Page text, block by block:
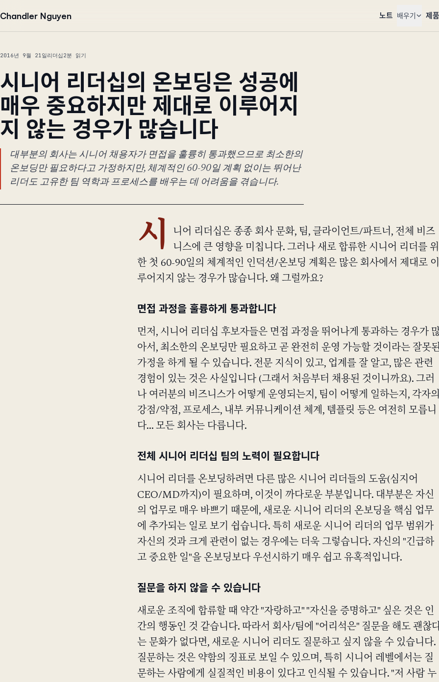
Chandler Nguyen 노트 배우기 제품
2016년 9월 21일리더십2분 읽기
시니어 리더십의 온보딩은 성공에
매우 중요하지만 제대로 이루어지
지 않는 경우가 많습니다
대부분의 회사는 시니어 채용자가 면접을 훌륭히 통과했으므로 최소한의
온보딩만 필요하다고 가정하지만, 체계적인 60-90일 계획 없이는 뛰어난
리더도 고유한 팀 역학과 프로세스를 배우는 데 어려움을 겪습니다.
시
니어 리더십은 종종 회사 문화, 팀, 클라이언트/파트너, 전체 비즈
니스에 큰 영향을 미칩니다. 그러나 새로 합류한 시니어 리더를 위
한 첫 60-90일의 체계적인 인덕션/온보딩 계획은 많은 회사에서 제대로 이
루어지지 않는 경우가 많습니다. 왜 그럴까요?
면접 과정을 훌륭하게 통과합니다
먼저, 시니어 리더십 후보자들은 면접 과정을 뛰어나게 통과하는 경우가
아서, 최소한의 온보딩만 필요하고 곧 완전히 운영 가능할 것이라는 잘못
가정을 하게 될 수 있습니다. 전문 지식이 있고, 업계를 잘 알고, 많은 관련
경험이 있는 것은 사실입니다 (그래서 처음부터 채용된 것이니까요). 그러
나 여러분의 비즈니스가 어떻게 운영되는지, 팀이 어떻게 일하는지, 각자
강점/약점, 프로세스, 내부 커뮤니케이션 체계, 템플릿 등은 여전히 모릅니
다... 모든 회사는 다릅니다.
전체 시니어 리더십 팀의 노력이 필요합니다
시니어 리더를 온보딩하려면 다른 많은 시니어 리더들의 도움(심지어
CEO/MD까지)이 필요하며, 이것이 까다로운 부분입니다. 대부분은 자신
의 업무로 매우 바쁘기 때문에, 새로운 시니어 리더의 온보딩을 핵심 업무
에 추가되는 일로 보기 쉽습니다. 특히 새로운 시니어 리더의 업무 범위가
자신의 것과 크게 관련이 없는 경우에는 더욱 그렇습니다. 자신의 "긴급하
고 중요한 일"을 온보딩보다 우선시하기 매우 쉽고 유혹적입니다.
질문을 하지 않을 수 있습니다
새로운 조직에 합류할 때 약간 "자랑하고" "자신을 증명하고" 싶은 것은 인
간의 행동인 것 같습니다. 따라서 회사/팀에 "어리석은" 질문을 해도 괜찮
는 문화가 없다면, 새로운 시니어 리더도 질문하고 싶지 않을 수 있습니다.
질문하는 것은 약함의 징표로 보일 수 있으며, 특히 시니어 레벨에서는 질
문하는 사람에게 실질적인 비용이 있다고 인식될 수 있습니다. "저 사람 누